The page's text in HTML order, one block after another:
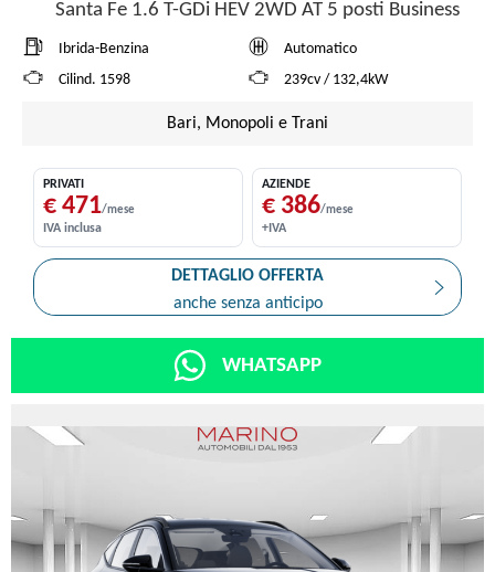
Santa Fe 1.6 T-GDi HEV 2WD AT 5 posti Business
Ibrida-Benzina
Automatico
Cilind. 1598
239cv / 132,4kW
Bari, Monopoli e Trani
PRIVATI
€ 471/mese
IVA inclusa
AZIENDE
€ 386/mese
+IVA
DETTAGLIO OFFERTA
anche senza anticipo
WHATSAPP